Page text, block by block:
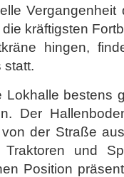
Vergangenheit
kräftigsten
hingen,
statt.
bestens
Der
der Straße
Traktoren und
Position